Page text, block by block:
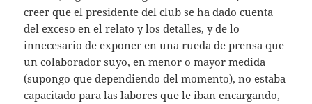
creer que el presidente del club se ha dado cuenta
del exceso en el relato y los detalles, y de lo
innecesario de exponer en una rueda de prensa que
un colaborador suyo, en menor o mayor medida
(supongo que dependiendo del momento), no estaba
capacitado para las labores que le iban encargando,